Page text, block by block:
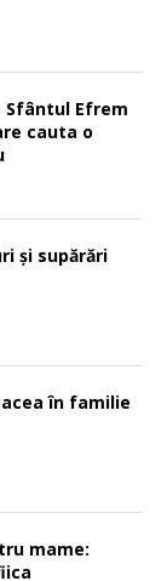
Sfântul Efrem
cauta o
și supărări
în familie
mame: